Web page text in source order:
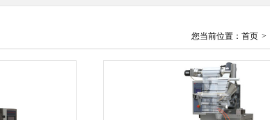
您当前位置： 首页 >